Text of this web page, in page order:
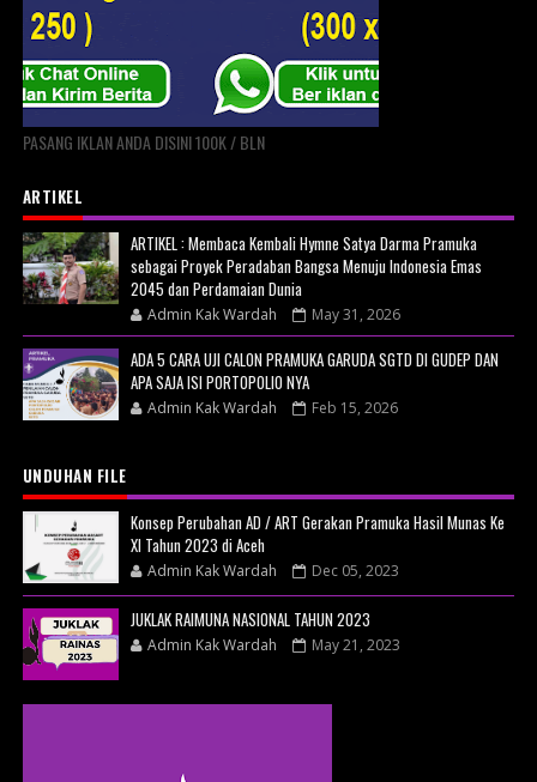
PASANG IKLAN ANDA DISINI 100K / BLN
ARTIKEL
ARTIKEL : Membaca Kembali Hymne Satya Darma Pramuka
sebagai Proyek Peradaban Bangsa Menuju Indonesia Emas
2045 dan Perdamaian Dunia
Admin Kak Wardah May 31, 2026
ADA 5 CARA UJI CALON PRAMUKA GARUDA SGTD DI GUDEP DAN
APA SAJA ISI PORTOPOLIO NYA
Admin Kak Wardah Feb 15, 2026
UNDUHAN FILE
Konsep Perubahan AD / ART Gerakan Pramuka Hasil Munas Ke
XI Tahun 2023 di Aceh
Admin Kak Wardah Dec 05, 2023
JUKLAK RAIMUNA NASIONAL TAHUN 2023
Admin Kak Wardah May 21, 2023